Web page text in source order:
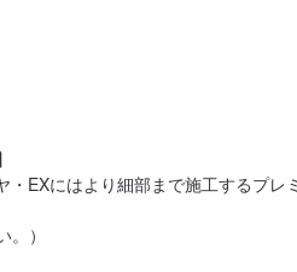
・EXにはより細部まで施工するプレ
）